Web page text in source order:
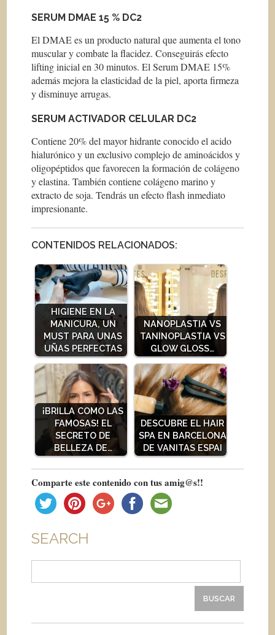
SERUM DMAE 15 % DC2
El DMAE es un producto natural que aumenta el tono
muscular y combate la flacidez. Conseguirás efecto
lifting inicial en 30 minutos. El Serum DMAE 15%
además mejora la elasticidad de la piel, aporta firmeza
y disminuye arrugas.
SERUM ACTIVADOR CELULAR DC2
Contiene 20% del mayor hidrante conocido el acido
hialurónico y un exclusivo complejo de aminoácidos y
oligopéptidos que favorecen la formación de colágeno
y elastina. También contiene colágeno marino y
extracto de soja. Tendrás un efecto flash inmediato
impresionante.
CONTENIDOS RELACIONADOS:
HIGIENE EN LA
MANICURA, UN
MUST PARA UNAS
UÑAS PERFECTAS
NANOPLASTIA VS
TANINOPLASTIA VS
GLOW GLOSS…
¡BRILLA COMO LAS
FAMOSAS! EL
SECRETO DE
BELLEZA DE…
DESCUBRE EL HAIR
SPA EN BARCELONA
DE VANITAS ESPAI
Comparte este contenido con tus amig@s!!
SEARCH